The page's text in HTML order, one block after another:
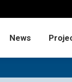
News